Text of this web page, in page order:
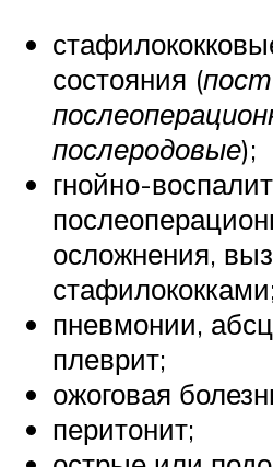
состояния (
послеродовые);
гнойно-
осложнения,
пневмонии,
плеврит;
ожоговая
перитонит;